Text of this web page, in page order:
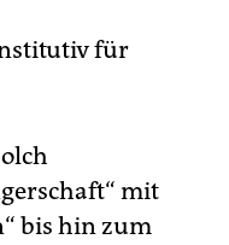
für
mit
bis hin zum